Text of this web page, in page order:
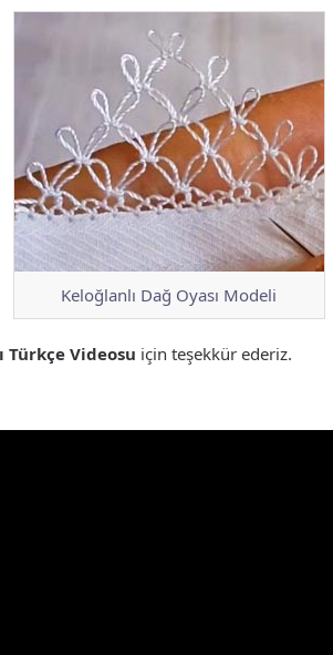
Keloğlanlı Dağ Oyası Modeli
Türkçe Videosu için teşekkür ederiz.